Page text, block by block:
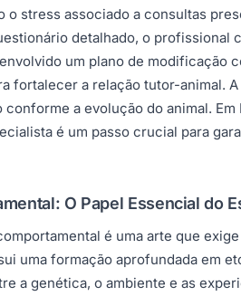
stress associado a consultas
detalhado, o
um plano de
fortalecer a relação tutor-animal.
a evolução do animal.
é um passo crucial para
O Papel Essencial do
é uma arte que
uma formação aprofundada em
a genética, o ambiente e as